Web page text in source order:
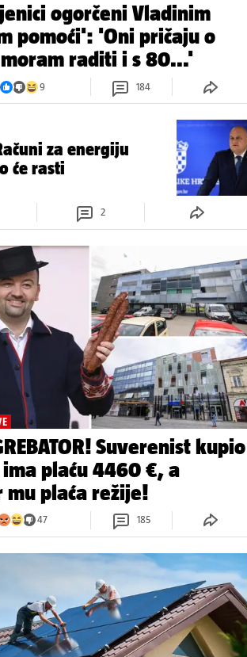
ogorčeni Vladinim
'Oni pričaju o
raditi i s 80...'
9 184
za energiju
će rasti
2
Suverenist kupio
plaću 4460 €, a
mu plaća režije!
47 185